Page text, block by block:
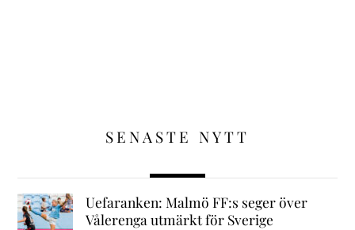
SENASTE NYTT
Uefaranken: Malmö FF:s seger över
Vålerenga utmärkt för Sverige